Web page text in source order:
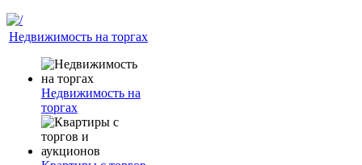
Недвижимость на торгах
Недвижимость на
торгах